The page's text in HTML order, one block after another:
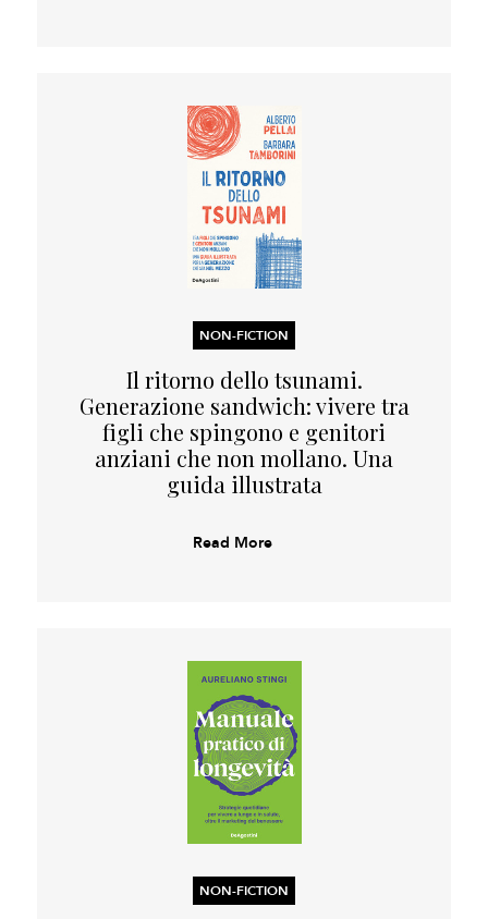
NON-FICTION
Il ritorno dello tsunami.
Generazione sandwich: vivere tra
figli che spingono e genitori
anziani che non mollano. Una
guida illustrata
Read More
NON-FICTION